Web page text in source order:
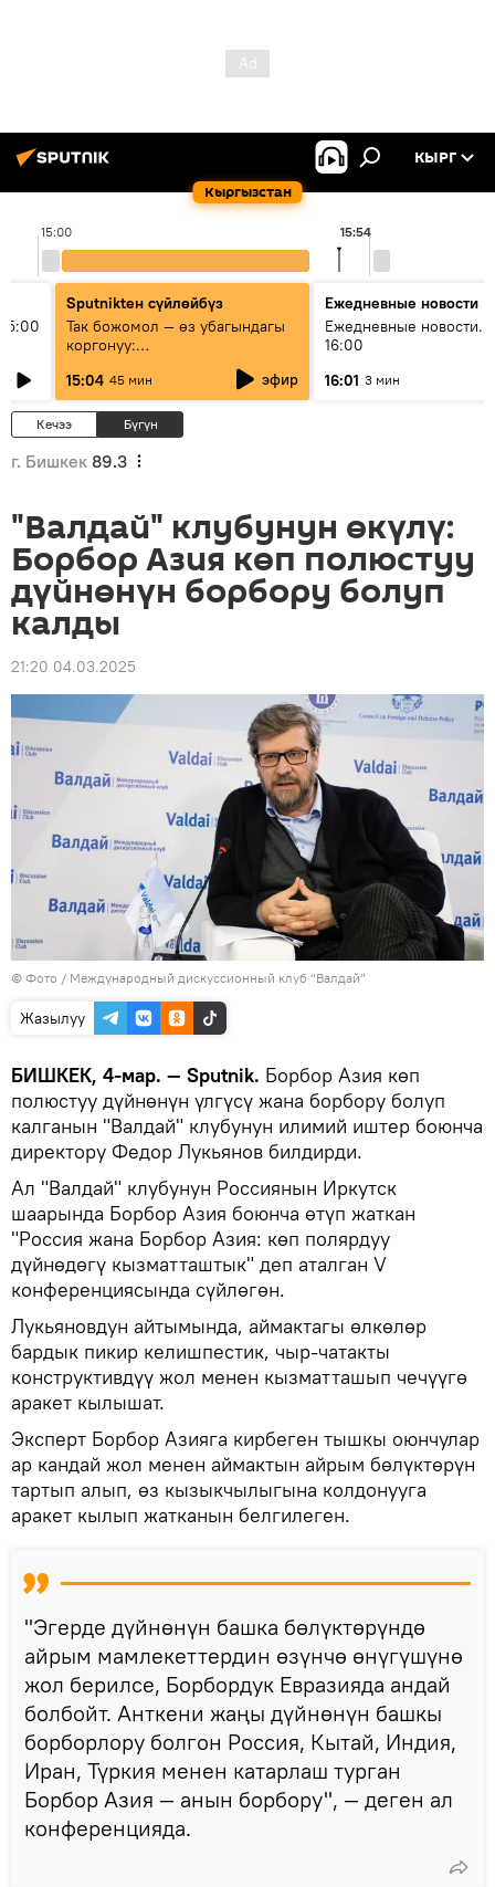
Кыргызстан
КЫРГ
15:00 15:54
Sputnikteн сүйлөйбүз
Так божомол — өз убагындагы
коргонуу:
гидрометеорологиялык кызмат
кантип өркүндөтүлүүдө
15:04 45 мин эфир
Ежедневные новости
Ежедневные новости.
16:00
16:01 3 мин
Кечээ Бүгүн
г. Бишкек 89.3
"Валдай" клубунун өкүлү:
Борбор Азия көп полюстуу
дүйнөнүн борбору болуп
калды
21:20 04.03.2025
© Фото / Международный дискуссионный клуб "Валдай"
Жазылуу
БИШКЕК, 4-мар. — Sputnik. Борбор Азия көп
полюстуу дүйнөнүн үлгүсү жана борбору болуп
калганын "Валдай" клубунун илимий иштер боюнча
директору Федор Лукьянов билдирди.
Ал "Валдай" клубунун Россиянын Иркутск
шаарында Борбор Азия боюнча өтүп жаткан
"Россия жана Борбор Азия: көп полярдуу
дүйнөдөгү кызматташтык" деп аталган V
конференциясында сүйлөгөн.
Лукьяновдун айтымында, аймактагы өлкөлөр
бардык пикир келишпестик, чыр-чатакты
конструктивдүү жол менен кызматташып чечүүгө
аракет кылышат.
Эксперт Борбор Азияга кирбеген тышкы оюнчулар
ар кандай жол менен аймактын айрым бөлүктөрүн
тартып алып, өз кызыкчылыгына колдонууга
аракет кылып жатканын белгилеген.
"Эгерде дүйнөнүн башка бөлүктөрүндө
айрым мамлекеттердин өзүнчө өнүгүшүнө
жол берилсе, Борбордук Евразияда андай
болбойт. Анткени жаңы дүйнөнүн башкы
борборлору болгон Россия, Кытай, Индия,
Иран, Түркия менен катарлаш турган
Борбор Азия — анын борбору", — деген ал
конференцияда.